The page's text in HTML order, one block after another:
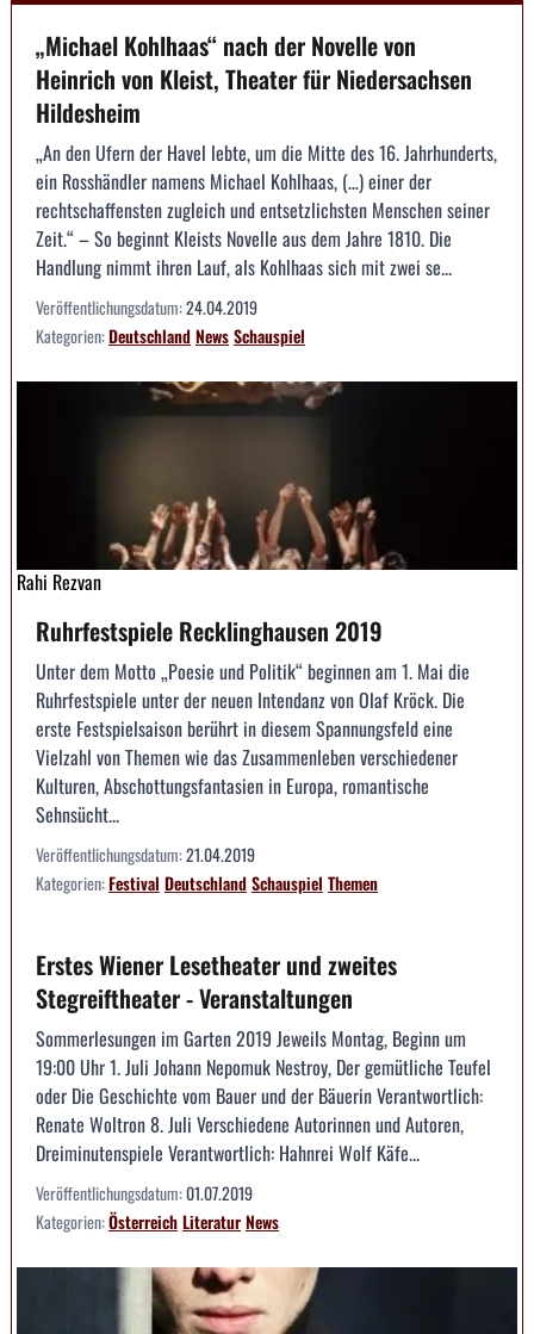
„Michael Kohlhaas“ nach der Novelle von
Heinrich von Kleist, Theater für Niedersachsen
Hildesheim
„An den Ufern der Havel lebte, um die Mitte des 16. Jahrhunderts,
ein Rosshändler namens Michael Kohlhaas, (…) einer der
rechtschaffensten zugleich und entsetzlichsten Menschen seiner
Zeit.“ – So beginnt Kleists Novelle aus dem Jahre 1810. Die
Handlung nimmt ihren Lauf, als Kohlhaas sich mit zwei se...
Veröffentlichungsdatum:24.04.2019
Kategorien:DeutschlandNewsSchauspiel
Rahi Rezvan
Ruhrfestspiele Recklinghausen 2019
Unter dem Motto „Poesie und Politik“ beginnen am 1. Mai die
Ruhrfestspiele unter der neuen Intendanz von Olaf Kröck. Die
erste Festspielsaison berührt in diesem Spannungsfeld eine
Vielzahl von Themen wie das Zusammenleben verschiedener
Kulturen, Abschottungsfantasien in Europa, romantische
Sehnsücht...
Veröffentlichungsdatum:21.04.2019
Kategorien:Festival DeutschlandSchauspiel Themen
Erstes Wiener Lesetheater und zweites
Stegreiftheater - Veranstaltungen
Sommerlesungen im Garten 2019 Jeweils Montag, Beginn um
19:00 Uhr 1. Juli Johann Nepomuk Nestroy, Der gemütliche Teufel
oder Die Geschichte vom Bauer und der Bäuerin Verantwortlich:
Renate Woltron 8. Juli Verschiedene Autorinnen und Autoren,
Dreiminutenspiele Verantwortlich: Hahnrei Wolf Käfe...
Veröffentlichungsdatum:01.07.2019
Kategorien:ÖsterreichLiteraturNews